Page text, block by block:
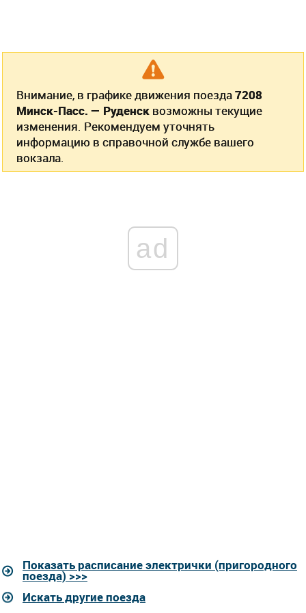
Внимание, в графике движения поезда7208
Минск-Пасс. — Руденск возможны текущие
изменения. Рекомендуем уточнять
информацию в справочной службе вашего
вокзала.
ad
Показать расписание электрички (пригородного
поезда) >>>
Искать другие поезда